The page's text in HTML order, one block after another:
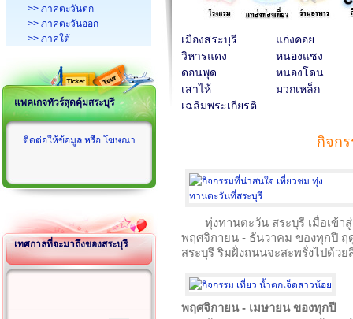
>> ภาคตะวันตก
>> ภาคตะวันออก
>> ภาคใต้
แพคเกจทัวร์สุดคุ้มสระบุรี
ติดต่อให้ข้อมูล หรือ โฆษณา
เทศกาลที่จะมาถึงของสระบุรี
เมืองสระบุรี
แก่งคอย
วิหารแดง
หนองแซง
ดอนพุด
หนองโดน
เสาไห้
มวกเหล็ก
เฉลิมพระเกียรติ
กิจก
ทุ่งทานตะวัน สระบุรี เมื่อเข้า
พฤศจิกายน - ธันวาคม ของทุกปี ฤ
สระบุรี ริมฝั่งถนนจะสะพรั่งไปด้ว
พฤศจิกายน - เมษายน ของทุกปี